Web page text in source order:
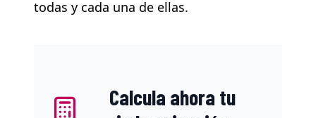
todas y cada una de ellas.
Calcula ahora tu